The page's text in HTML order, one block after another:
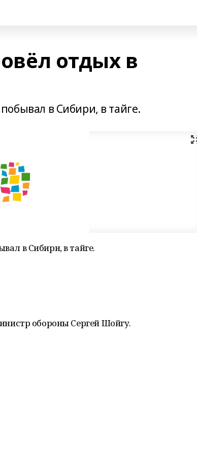
отдых в
в Сибири, в тайге.
в Сибири, в тайге.
обороны Сергей Шойгу.